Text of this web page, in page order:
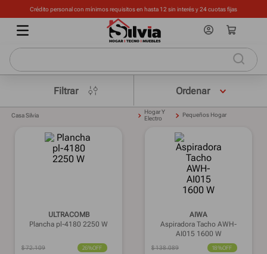
Crédito personal con mínimos requisitos en hasta 12 sin interés y 24 cuotas fijas
Filtrar
Casa Silvia
Hogar Y
Electro
Pequeños Hogar
ULTRACOMB
Plancha pl-4180 2250 W
$72.109 26%OFF
AIWA
Aspiradora Tacho AWH-
AI015 1600 W
$138.089 18%OFF